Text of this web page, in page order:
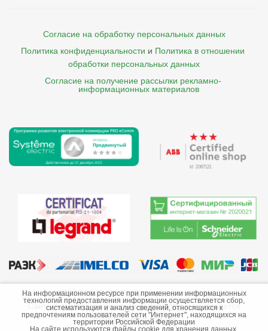
Согласие на обработку персональных данных
Политика конфиденциальности и Политика в отношении
обработки персональных данных
Согласие на получение рассылки рекламно-
    информационных материалов
©2013-2026 ООО «Краснодарэлектро»
Сайт носит информационный характер и не является
публичной офертой.
На информационном ресурсе при применении информационных
технологий предоставления информации осуществляется сбор,
систематизация и анализ сведений, относящихся к
предпочтениям пользователей сети "Интернет", находящихся на
территории Российской Федерации
На сайте используются файлы cookie для хранения данных.